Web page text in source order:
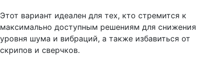
Этот вариант идеален для тех, кто стремится к
максимально доступным решениям для снижения
уровня шума и вибраций, а также избавиться от
скрипов и сверчков.